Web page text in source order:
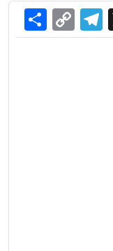
X
Link